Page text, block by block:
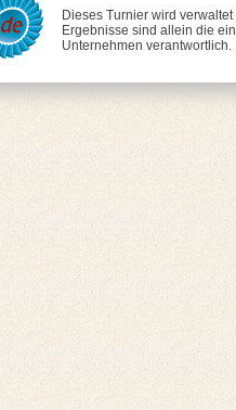
Dieses Turnier wird
Ergebnisse sind allein die
Unternehmen verantwortlich.